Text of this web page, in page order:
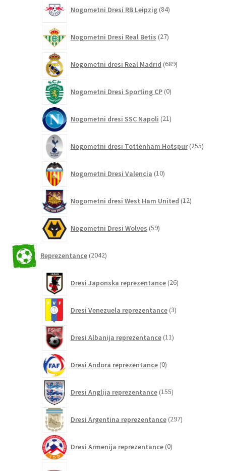
Nogometni Dresi RB Leipzig 84izdelkov
Nogometni Dresi Real Betis 27izdelkov
Nogometni dresi Real Madrid 689izdelkov
Nogometni Dresi Sporting CP 0izdelkov
Nogometni dresi SSC Napoli 21izdelkov
Nogometni dresi Tottenham Hotspur 255
Nogometni Dresi Valencia 10izdelkov
Nogometni dresi West Ham United 12izdelkov
Nogometni Dresi Wolves 59izdelkov
Reprezentance 2042izdelkov
Dresi Japonska reprezentance 26izdelkov
Dresi Venezuela reprezentance 3izdelki
Dresi Albanija reprezentance 11izdelkov
Dresi Andora reprezentance 0izdelkov
Dresi Anglija reprezentance 155izdelkov
Dresi Argentina reprezentance 297izdelkov
Dresi Armenija reprezentance 0izdelkov